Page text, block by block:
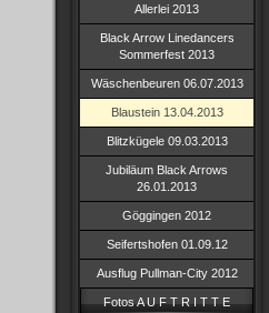
Allerlei 2013
Black Arrow Linedancers
Sommerfest 2013
Wäschenbeuren 06.07.2013
Blaustein 13.04.2013
Blitzkügele 09.03.2013
Jubiläum Black Arrows
26.01.2013
Göggingen 2012
Seifertshofen 01.09.12
Ausflug Pullman-City 2012
Fotos A U F T R I T T E